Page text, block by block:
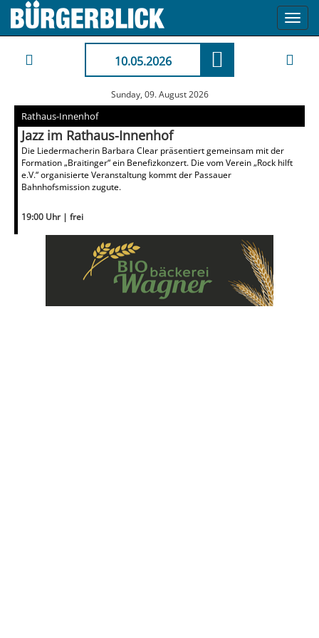
10.05.2026
Sunday, 09. August 2026
Rathaus-Innenhof
Jazz im Rathaus-Innenhof
Die Liedermacherin Barbara Clear präsentiert gemeinsam mit der
Formation „Braitinger“ ein Benefizkonzert. Die vom Verein „Rock hilft
e.V.“ organisierte Veranstaltung kommt der Passauer
Bahnhofsmission zugute.
19:00 Uhr | frei